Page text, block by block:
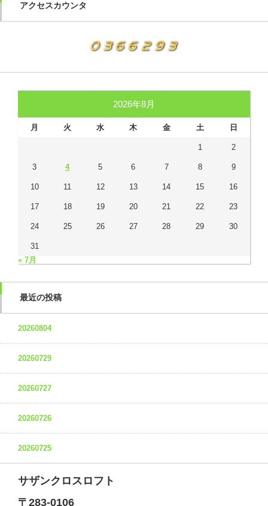
アクセスカウンタ
2026年8月
月 火 水 木 金 土 日
1 2
3 4 5 6 7 8 9
10 11 12 13 14 15 16
17 18 19 20 21 22 23
24 25 26 27 28 29 30
31
« 7月
最近の投稿
20260804
20260729
20260727
20260726
20260725
サザンクロスロフト
〒283-0106